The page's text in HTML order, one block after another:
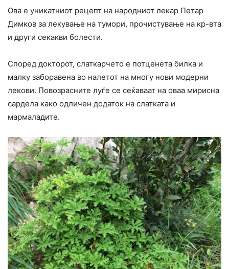
Ова е уникатниот рецепт на народниот лекар Петар
Димков за лекување на тумори, прочистување на кр-вта
и други секакви болести.
Според докторот, слаткарчето е потценета билка и
малку заборавена во налетот на многу нови модерни
лекови. Повозрасните луѓе се сеќаваат на оваа мирисна
сардела како одличен додаток на слатката и
мармаладите.